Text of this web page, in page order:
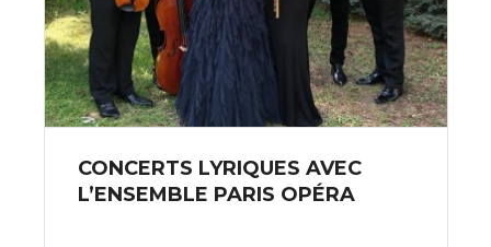
CONCERTS LYRIQUES AVEC
L’ENSEMBLE PARIS OPÉRA